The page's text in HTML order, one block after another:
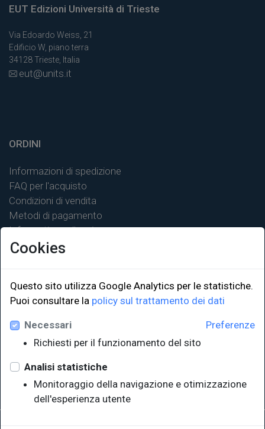
EUT Edizioni Università di Trieste
Via Edoardo Weiss, 21
Edificio W, piano terra
34128 Trieste, Italia
eut@units.it
ORDINI
Informazioni di spedizione
FAQ per l'acquisto
Condizioni di vendita
Metodi di pagamento
Informativa sulla privacy
LINK ISTITUZIONALI
Università degli Studi di Trieste
Sistema Bibliotecario di Ateneo
EUT in cifre
Cookies
Questo sito utilizza Google Analytics per le statistiche.
Puoi consultare la policy sul trattamento dei dati
Preferenze
Necessari
Richiesti per il funzionamento del sito
Analisi statistiche
Monitoraggio della navigazione e otimizzazione
dell'esperienza utente